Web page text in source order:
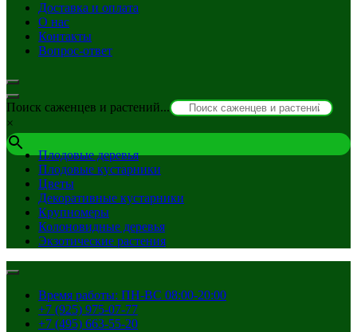
Доставка и оплата
О нас
Контакты
Вопрос-ответ
Поиск саженцев и растений...
×
Плодовые деревья
Плодовые кустарники
Цветы
Декоративные кустарники
Крупномеры
Колоновидные деревья
Экзотические растения
Время работы: ПН-ВС 08:00-20:00
+7 (925) 975-07-77
+7 (495) 663-55-20